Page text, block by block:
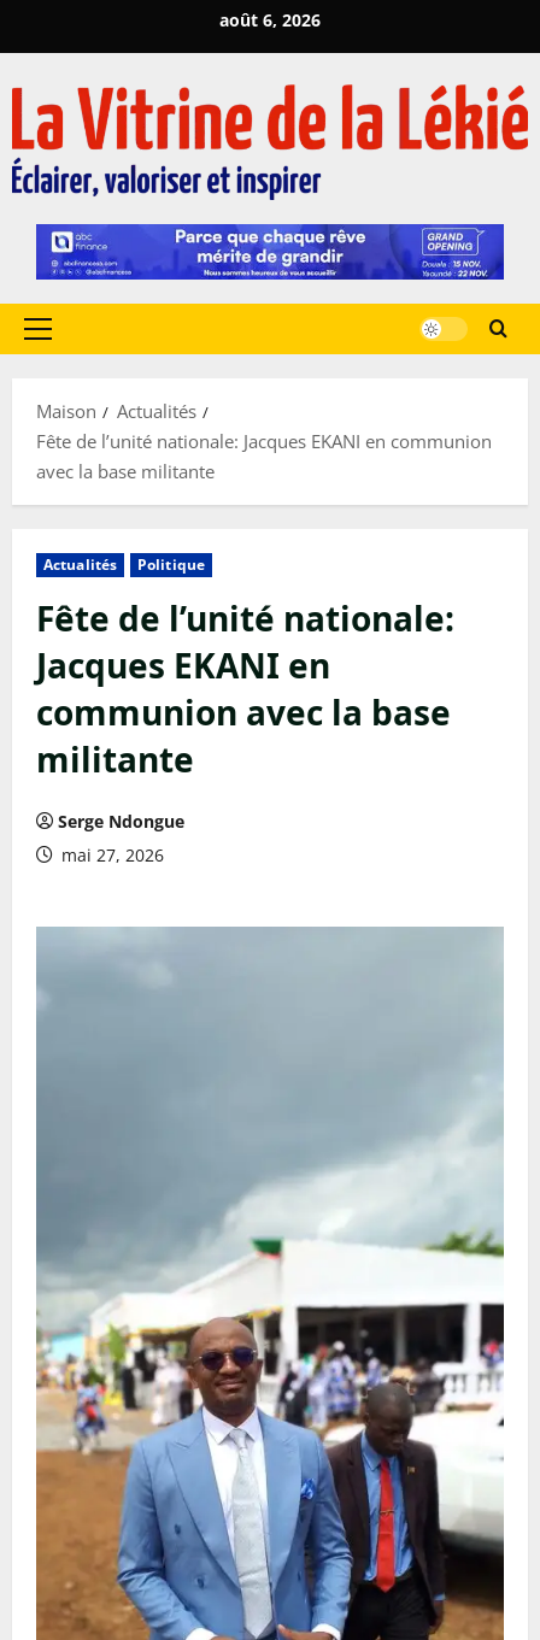
au
août 6, 2026
Menu
Maison
Actualités
Fête de l’unité nationale: Jacques EKANI en communion
avec la base militante
Actualités Politique
Fête de l’unité nationale:
Jacques EKANI en
communion avec la base
militante
Serge Ndongue
mai 27, 2026